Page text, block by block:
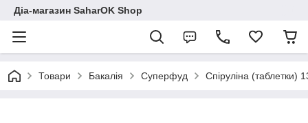
Діа-магазин SaharOK Shop
Товари Бакалія Суперфуд Спіруліна (таблетки)